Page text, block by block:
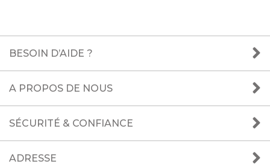
BESOIN D’AIDE ?
A PROPOS DE NOUS
SÉCURITÉ & CONFIANCE
ADRESSE